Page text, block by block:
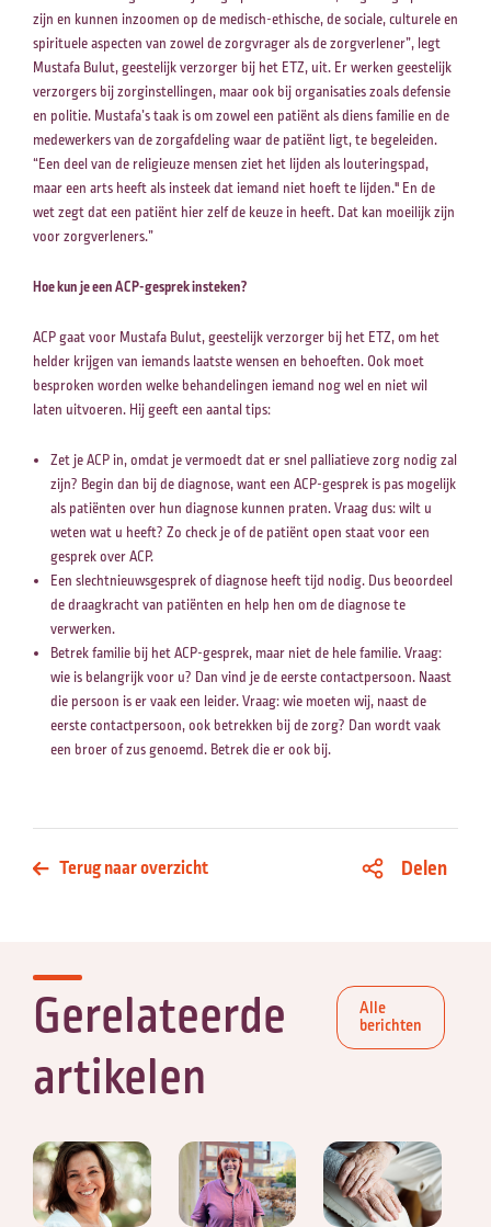
Zoeken naar
Anderen zochten ook
zijn en kunnen inzoomen op de medisch-ethische, de sociale, culturele en
spirituele aspecten van zowel de zorgvrager als de zorgverlener”, legt
Mustafa Bulut, geestelijk verzorger bij het ETZ, uit. Er werken geestelijk
verzorgers bij zorginstellingen, maar ook bij organisaties zoals defensie
en politie. Mustafa’s taak is om zowel een patiënt als diens familie en de
medewerkers van de zorgafdeling waar de patiënt ligt, te begeleiden.
“Een deel van de religieuze mensen ziet het lijden als louteringspad,
maar een arts heeft als insteek dat iemand niet hoeft te lijden." En de
wet zegt dat een patiënt hier zelf de keuze in heeft. Dat kan moeilijk zijn
voor zorgverleners.”
Hoe kun je een ACP-gesprek insteken?
ACP gaat voor Mustafa Bulut, geestelijk verzorger bij het ETZ, om het
helder krijgen van iemands laatste wensen en behoeften. Ook moet
besproken worden welke behandelingen iemand nog wel en niet wil
laten uitvoeren. Hij geeft een aantal tips:
Zet je ACP in, omdat je vermoedt dat er snel palliatieve zorg nodig zal
zijn? Begin dan bij de diagnose, want een ACP-gesprek is pas mogelijk
als patiënten over hun diagnose kunnen praten. Vraag dus: wilt u
weten wat u heeft? Zo check je of de patiënt open staat voor een
gesprek over ACP.
Een slechtnieuwsgesprek of diagnose heeft tijd nodig. Dus beoordeel
de draagkracht van patiënten en help hen om de diagnose te
verwerken.
Betrek familie bij het ACP-gesprek, maar niet de hele familie. Vraag:
wie is belangrijk voor u? Dan vind je de eerste contactpersoon. Naast
die persoon is er vaak een leider. Vraag: wie moeten wij, naast de
eerste contactpersoon, ook betrekken bij de zorg? Dan wordt vaak
een broer of zus genoemd. Betrek die er ook bij.
Terug naar overzicht Delen
Gerelateerde
artikelen
Alle
berichten